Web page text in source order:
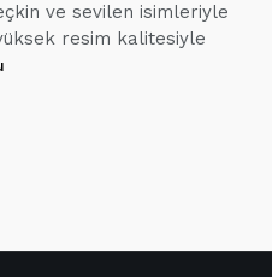
ve sevilen isimleriyle
resim kalitesiyle